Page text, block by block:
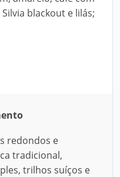
blackout e lilás;
redondos e
tradicional,
trilhos suíços e